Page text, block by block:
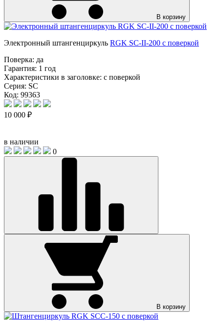
В корзину
Электронный штангенциркуль RGK SC-II-200 с поверкой
Поверка: да
Гарантия: 1 год
Характеристики в заголовке: с поверкой
Серия: SC
Код: 99363
10 000 ₽
в наличии
0
В корзину